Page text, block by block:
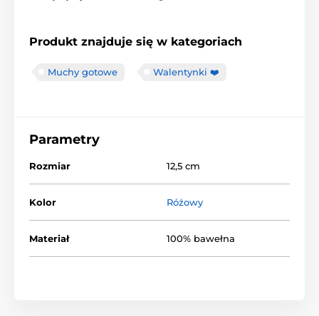
Produkt znajduje się w kategoriach
Muchy gotowe Walentynki ❤️
Parametry
Rozmiar 12,5 cm
Kolor Różowy
Materiał 100% bawełna